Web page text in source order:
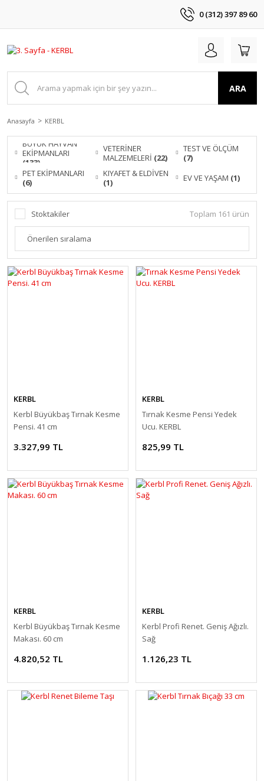
0 (312) 397 89 60
ARA
Anasayfa KERBL
BÜYÜK HAYVAN
EKİPMANLARI
(133)
VETERİNER
MALZEMELERİ (22)
TEST VE ÖLÇÜM
(7)
PET EKİPMANLARI
(6)
KIYAFET & ELDİVEN
(1)
EV VE YAŞAM (1)
Stoktakiler Toplam 161 ürün
KERBL
Kerbl Büyükbaş Tırnak Kesme
Pensi. 41 cm
3.327,99 TL
KERBL
Tırnak Kesme Pensi Yedek
Ucu. KERBL
825,99 TL
KERBL
Kerbl Büyükbaş Tırnak Kesme
Makası. 60 cm
4.820,52 TL
KERBL
Kerbl Profi Renet. Geniş Ağızlı.
Sağ
1.126,23 TL